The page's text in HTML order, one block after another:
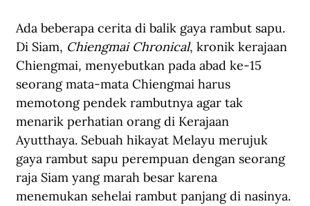
Ada beberapa cerita di balik gaya rambut sapu.
Di Siam, Chiengmai Chronical, kronik kerajaan
Chiengmai, menyebutkan pada abad ke-15
seorang mata-mata Chiengmai harus
memotong pendek rambutnya agar tak
menarik perhatian orang di Kerajaan
Ayutthaya. Sebuah hikayat Melayu merujuk
gaya rambut sapu perempuan dengan seorang
raja Siam yang marah besar karena
menemukan sehelai rambut panjang di nasinya.